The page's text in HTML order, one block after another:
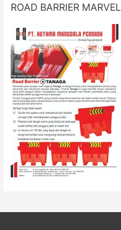
ROAD BARRIER MARVEL